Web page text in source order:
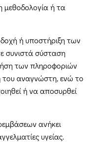
μεθοδολογία ή τα
ή υποστήριξη των
συνιστά σύσταση
των πληροφοριών
του αναγνώστη, ενώ το
ή να αποσυρθεί
ανήκει
υγείας.